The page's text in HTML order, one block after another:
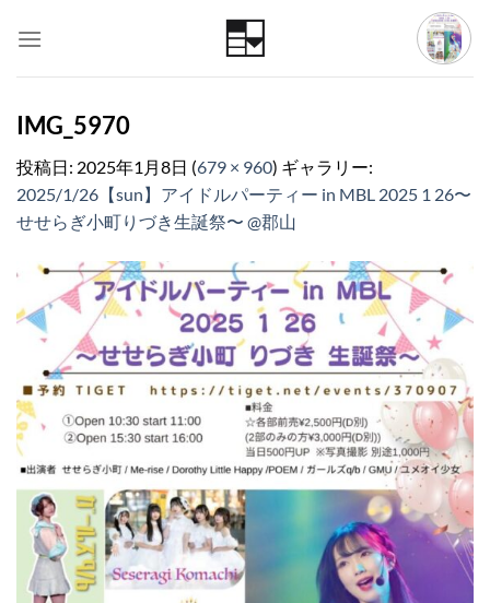
IMG_5970
投稿日: 2025年1月8日 (679 × 960) ギャラリー:
2025/1/26【sun】アイドルパーティー in MBL 2025 1 26〜
せせらぎ小町りづき生誕祭〜 @郡山